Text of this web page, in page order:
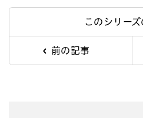
このシリー
前の記事